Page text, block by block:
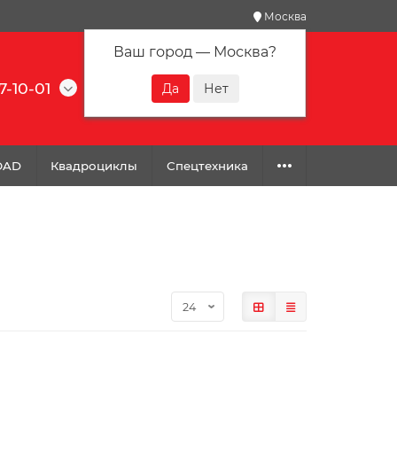
Москва
Ваш город — Москва?
10-01
Квадроциклы Спецтехника